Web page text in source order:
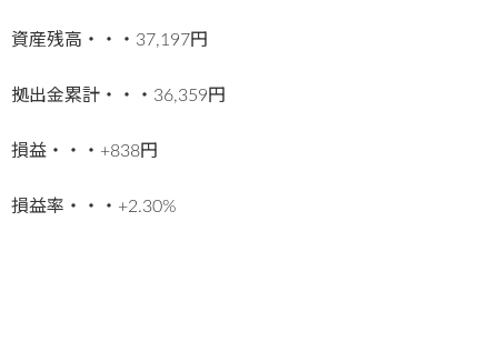
資産残高・・・37,197円
拠出金累計・・・36,359円
損益・・・+838円
損益率・・・+2.30%